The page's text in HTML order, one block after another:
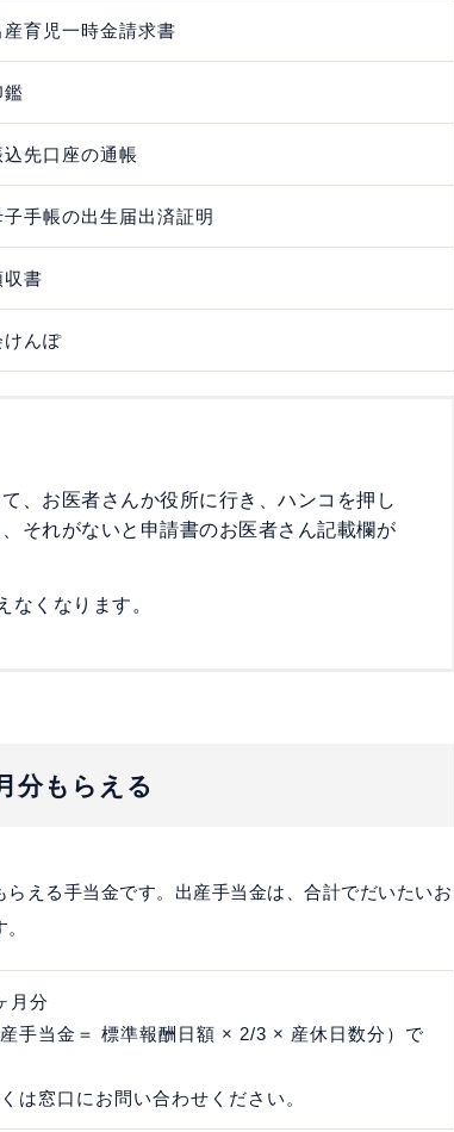
育児一時金請求書
先口座の通帳
手帳の出生届出済証明
書
けんぽ
、お医者さんか役所に行き、ハンコを押し
それがないと申請書のお医者さん記載欄が
なくなります。
分もらえる
える手当金です。 出産手当金は、合計でだいたいお
月分
手当金＝ 標準報酬日額 × 2/3 × 産休日数分）で
は窓口にお問い合わせください。